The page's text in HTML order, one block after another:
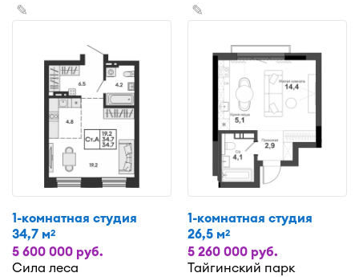
✎
1-комнатная студия
34,7 м2
5 600 000 руб.
Сила леса
✎
1-комнатная студия
26,5 м2
5 260 000 руб.
Тайгинский парк